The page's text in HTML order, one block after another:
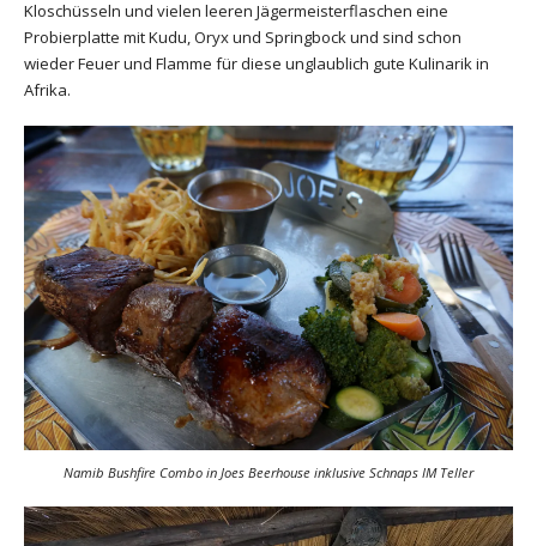
Kloschüsseln und vielen leeren Jägermeisterflaschen eine
Probierplatte mit Kudu, Oryx und Springbock und sind schon
wieder Feuer und Flamme für diese unglaublich gute Kulinarik in
Afrika.
Namib Bushfire Combo in Joes Beerhouse inklusive Schnaps IM Teller